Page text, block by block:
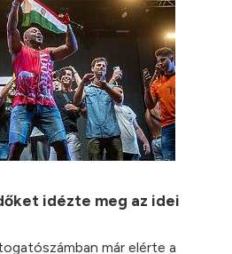
idézte meg az idei
már elérte a